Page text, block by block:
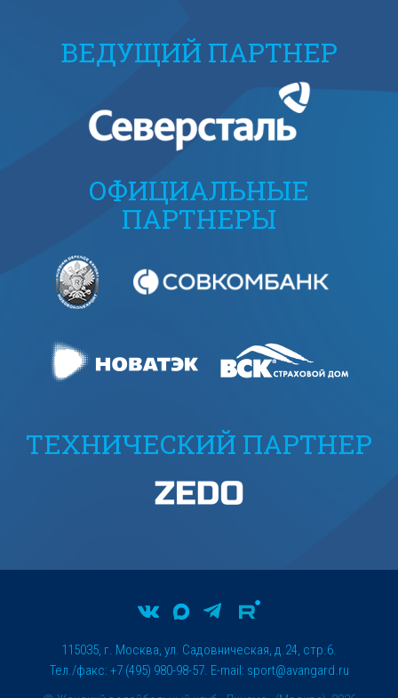
ВЕДУЩИЙ ПАРТНЕР
ОФИЦИАЛЬНЫЕ
ПАРТНЕРЫ
ТЕХНИЧЕСКИЙ ПАРТНЕР
115035, г. Москва, ул. Садовническая, д.24, стр.6.
Тел./факс: +7 (495) 980-98-57. E-mail: sport@avangard.ru